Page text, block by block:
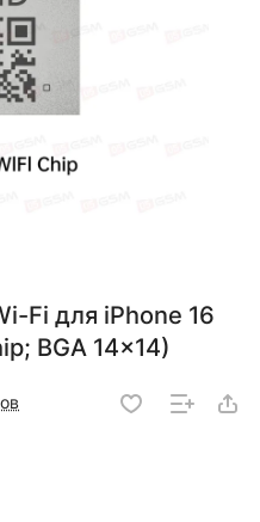
Fi для iPhone 16
BGA 14x14)